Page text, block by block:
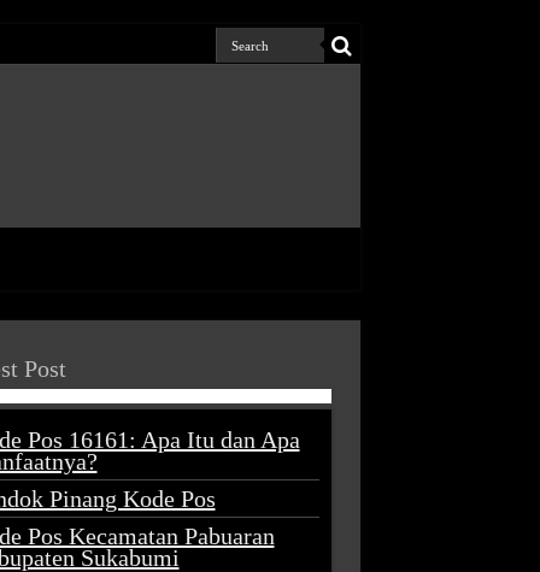
Post
Pos 16161: Apa Itu dan Apa
Pinang Kode Pos
Pos Kecamatan Pabuaran
Sukabumi